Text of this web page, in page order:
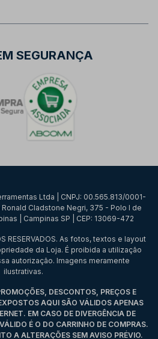
SEGURANÇA
Ltda | CNPJ: 00.565.813/0001-
Ronald Cladstone Negri, 375 - Polo I de
| Campinas SP | CEP: 13069-472
RESERVADOS. As fotos, textos e layout
da Loja. É proibida a utilização
autorização. Imagens meramente
ilustrativas.
DESCONTOS, PREÇOS E
AQUI SÃO VÁLIDOS APENAS
EM CASO DE DIVERGÊNCIA DE
É O DO CARRINHO DE COMPRAS.
A ALTERAÇÕES SEM AVISO PRÉVIO.